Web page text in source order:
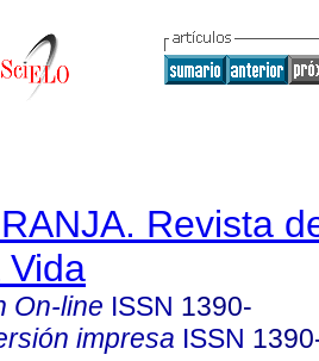
Revista
Vida
On-line ISSN 1390-
impresa ISSN